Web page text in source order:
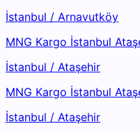
İstanbul / Arnavutköy
MNG Kargo İstanbul
İstanbul / Ataşehir
MNG Kargo İstanbul
İstanbul / Ataşehir